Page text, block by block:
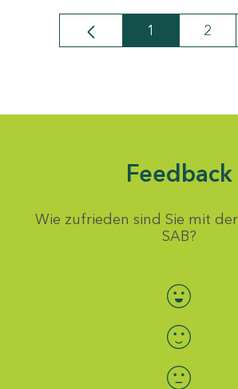
Seite
1 Seite
2
Feedback
Wie zufrieden sind Sie mit
SAB?
Bewertung